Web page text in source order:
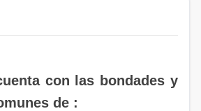
con las bondades y
de :